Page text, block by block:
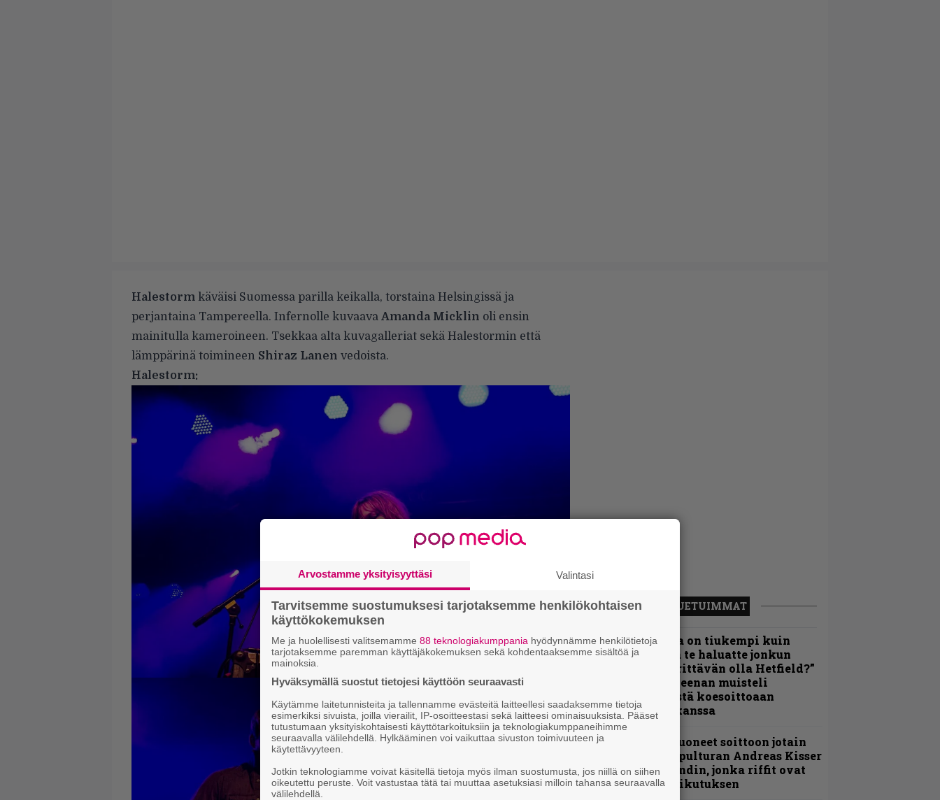
Halestorm käväisi Suomessa parilla keikalla, torstaina Helsingissä ja
perjantaina Tampereella. Infernolle kuvaava Amanda Micklin oli ensin
mainitulla kameroineen. Tsekkaa alta kuvagalleriat sekä Halestormin että
lämppärinä toimineen Shiraz Lanen vedoista.
Halestorm:
LUETUIMMAT
”Metallica on tiukempi kuin
koskaan ja te haluatte jonkun
nulikan yrittävän olla Hetfield?”
– Pepper Keenan muisteli
ensimmäistä koesoittoaan
hevijätin kanssa
”He ovat tuoneet soittoon jotain
uutta” – Sepulturan Andreas Kisser
nimeää bändin, jonka riffit ovat
tehneet vaikutuksen
Arvostamme yksityisyyttäsi Valintasi
Tarvitsemme suostumuksesi tarjotaksemme henkilökohtaisen
käyttökokemuksen
Me ja huolellisesti valitsemamme 88 teknologiakumppania hyödynnämme henkilötietoja
tarjotaksemme paremman käyttäjäkokemuksen sekä kohdentaaksemme sisältöä ja
mainoksia.
Hyväksymällä suostut tietojesi käyttöön seuraavasti
Käytämme laitetunnisteita ja tallennamme evästeitä laitteellesi saadaksemme tietoja
esimerkiksi sivuista, joilla vierailit, IP-osoitteestasi sekä laitteesi ominaisuuksista. Pääset
tutustumaan yksityiskohtaisesti käyttötarkoituksiin ja teknologiakumppaneihimme
seuraavalla välilehdellä. Hylkääminen voi vaikuttaa sivuston toimivuuteen ja
käytettävyyteen.
Jotkin teknologiamme voivat käsitellä tietoja myös ilman suostumusta, jos niillä on siihen
oikeutettu peruste. Voit vastustaa tätä tai muuttaa asetuksiasi milloin tahansa seuraavalla
välilehdellä.